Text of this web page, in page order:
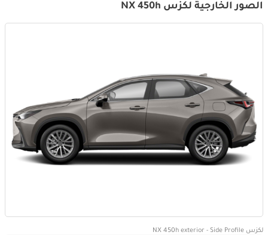
الصور الخارجية لكزس NX 450h
لكزس NX 450h exterior - Side Profile